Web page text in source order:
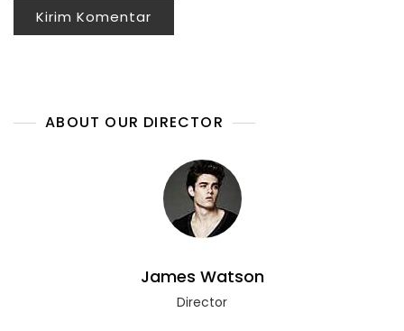
ABOUT OUR DIRECTOR
James Watson
Director